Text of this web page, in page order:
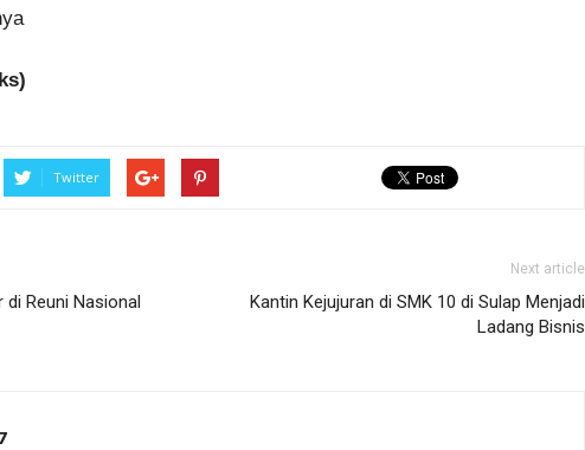
Twitter
di Reuni Nasional
Next article
Kantin Kejujuran di SMK 10 di Sulap Menjadi
Ladang Bisnis